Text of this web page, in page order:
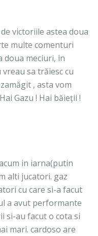
victoriile astea doua
multe comenturi
doua meciuri, in
sa trăiesc cu
, asta vom
Gazu ! Hai băieții !
in iarna(putin
alti jucatori. gaz
cu care si-a facut
a avut performante
si-au facut o cota si
mari. cardoso are